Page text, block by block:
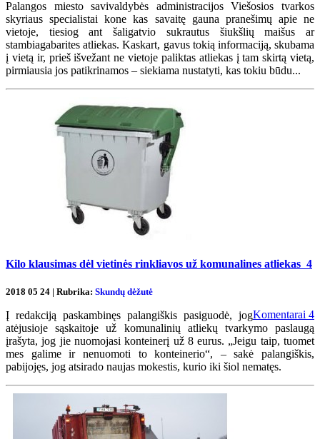
Palangos miesto savivaldybės administracijos Viešosios tvarkos
skyriaus specialistai kone kas savaitę gauna pranešimų apie ne
vietoje, tiesiog ant šaligatvio sukrautus šiukšlių maišus ar
stambiagabarites atliekas. Kaskart, gavus tokią informaciją, skubama
į vietą ir, prieš išvežant ne vietoje paliktas atliekas į tam skirtą vietą,
pirmiausia jos patikrinamos – siekiama nustatyti, kas tokiu būdu...
Kilo klausimas dėl vietinės rinkliavos už komunalines atliekas 4
2018 05 24 | Rubrika: Skundų dėžutė
Komentarai 4
Į redakciją paskambinęs palangiškis pasiguodė, jog
atėjusioje sąskaitoje už komunalinių atliekų tvarkymo paslaugą
įrašyta, jog jie nuomojasi konteinerį už 8 eurus. „Jeigu taip, tuomet
mes galime ir nenuomoti to konteinerio“, – sakė palangiškis,
pabijojęs, jog atsirado naujas mokestis, kurio iki šiol nematęs.